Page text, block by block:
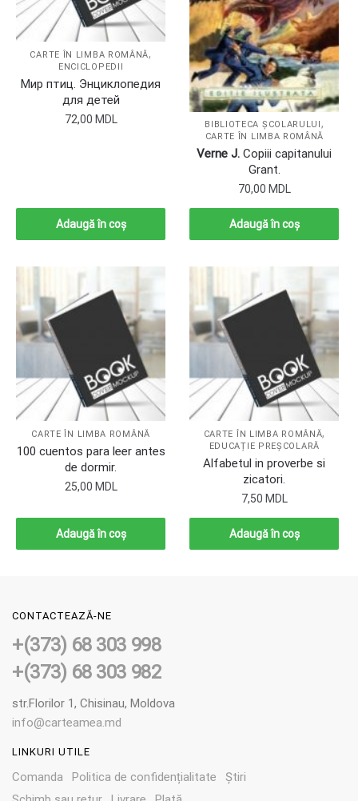
CARTE ÎN LIMBA ROMÂNĂ,
ENCICLOPEDII
Мир птиц. Энциклопедия
для детей
72,00 MDL
Adaugă în coș
BIBLIOTECA ȘCOLARULUI,
CARTE ÎN LIMBA ROMÂNĂ
Verne J. Copiii capitanului
Grant.
70,00 MDL
Adaugă în coș
CARTE ÎN LIMBA ROMÂNĂ
100 cuentos para leer antes
de dormir.
25,00 MDL
Adaugă în coș
CARTE ÎN LIMBA ROMÂNĂ,
EDUCAȚIE PREȘCOLARĂ
Alfabetul in proverbe si
zicatori.
7,50 MDL
Adaugă în coș
CONTACTEAZĂ-NE
+(373) 68 303 998
+(373) 68 303 982
str.Florilor 1, Chisinau, Moldova
info@carteamea.md
LINKURI UTILE
Comanda Politica de confidențialitate
Știri